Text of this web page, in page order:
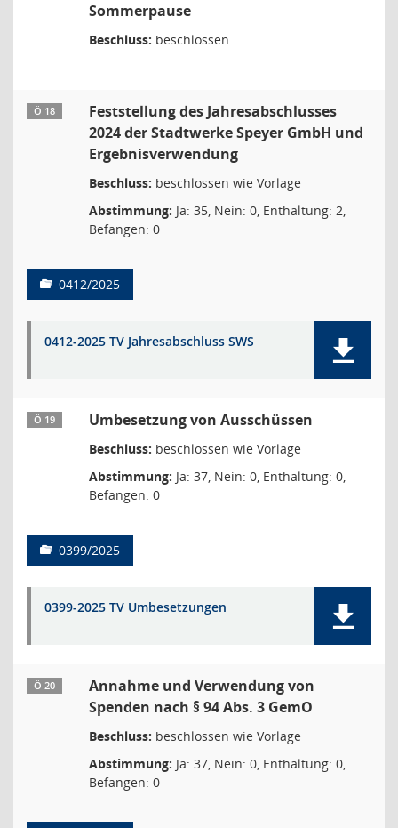
Sommerpause
Beschluss: beschlossen
Ö 18
Feststellung des Jahresabschlusses
2024 der Stadtwerke Speyer GmbH und
Ergebnisverwendung
Beschluss: beschlossen wie Vorlage
Abstimmung: Ja: 35, Nein: 0, Enthaltung: 2,
Befangen: 0
0412/2025
0412-2025 TV Jahresabschluss SWS
Ö 19 Umbesetzung von Ausschüssen
Beschluss: beschlossen wie Vorlage
Abstimmung: Ja: 37, Nein: 0, Enthaltung: 0,
Befangen: 0
0399/2025
0399-2025 TV Umbesetzungen
Ö 20
Annahme und Verwendung von
Spenden nach § 94 Abs. 3 GemO
Beschluss: beschlossen wie Vorlage
Abstimmung: Ja: 37, Nein: 0, Enthaltung: 0,
Befangen: 0